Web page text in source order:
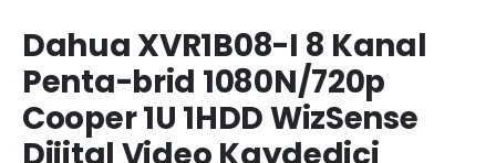
Dahua XVR1B08-I 8 Kanal
Penta-brid 1080N/720p
Cooper 1U 1HDD WizSense